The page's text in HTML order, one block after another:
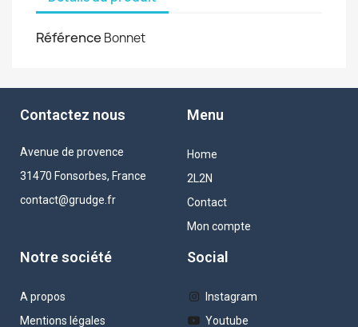
Référence Bonnet
Contactez nous
Avenue de provence
31470 Fonsorbes, France
contact@grudge.fr
Menu
Home
2L2N
Contact
Mon compte
Notre société
A propos
Mentions légales
Social
Instagram
Youtube